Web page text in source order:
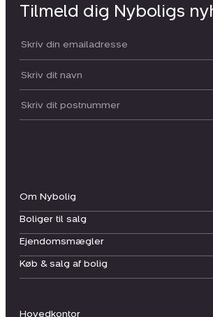
Hovedkontor
Om Nybolig
Boliger til salg
Ejendomsmægler
Køb & salg af bolig
Tilmeld dig Nyboligs
Din email:
Dit navn:
Postnummer